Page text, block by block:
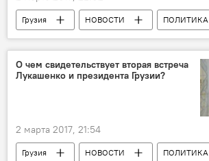
Грузия НОВОСТИ
ПОЛИТИКА
Бидзина Иванишвили
Ника Гварамия
Кибар Халваши
ТВ "Рустави 2"
Верховный суд Грузии
О чем свидетельствует вторая встреча
Лукашенко и президента Грузии?
2 марта 2017, 21:54
Грузия НОВОСТИ
ПОЛИТИКА